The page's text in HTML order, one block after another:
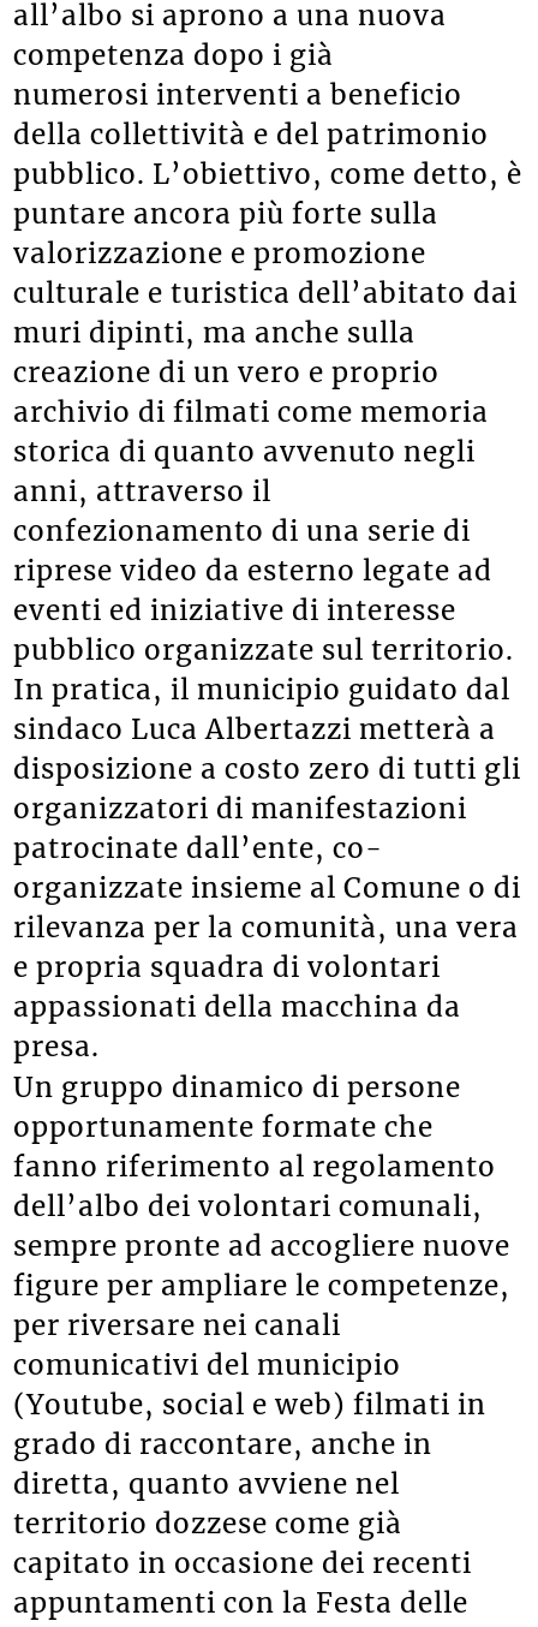
Dozza dove i volontari iscritti
all’albo si aprono a una nuova
competenza dopo i già
numerosi interventi a beneficio
della collettività e del patrimonio
pubblico. L’obiettivo, come detto, è
puntare ancora più forte sulla
valorizzazione e promozione
culturale e turistica dell’abitato dai
muri dipinti, ma anche sulla
creazione di un vero e proprio
archivio di filmati come memoria
storica di quanto avvenuto negli
anni, attraverso il
confezionamento di una serie di
riprese video da esterno legate ad
eventi ed iniziative di interesse
pubblico organizzate sul territorio.
In pratica, il municipio guidato dal
sindaco Luca Albertazzi metterà a
disposizione a costo zero di tutti gli
organizzatori di manifestazioni
patrocinate dall’ente, co-
organizzate insieme al Comune o di
rilevanza per la comunità, una vera
e propria squadra di volontari
appassionati della macchina da
presa.
Un gruppo dinamico di persone
opportunamente formate che
fanno riferimento al regolamento
dell’albo dei volontari comunali,
sempre pronte ad accogliere nuove
figure per ampliare le competenze,
per riversare nei canali
comunicativi del municipio
(Youtube, social e web) filmati in
grado di raccontare, anche in
diretta, quanto avviene nel
territorio dozzese come già
capitato in occasione dei recenti